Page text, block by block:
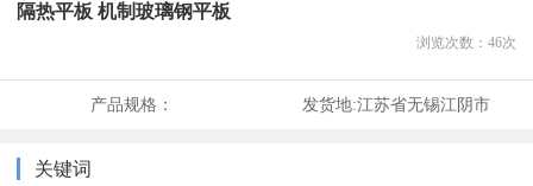
隔热平板 机制玻璃钢平板
浏览次数： 46次
产品规格： 发货地:江苏省无锡江阴市
关键词